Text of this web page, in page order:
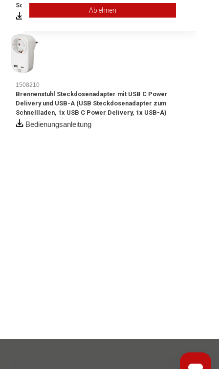
Schnellladen, 1x USB C Power Delivery, 1x USB-A)
Bedienungsanleitung
1508210
Brennenstuhl Steckdosenadapter mit USB C Power
Delivery und USB-A (USB Steckdosenadapter zum
Schnellladen, 1x USB C Power Delivery, 1x USB-A)
Bedienungsanleitung
Ablehnen